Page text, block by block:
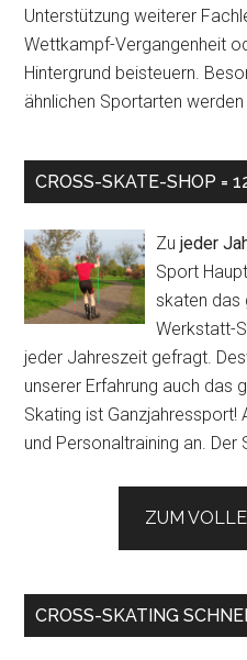
Unterstützung weiterer
Wettkampf-Vergangenheit
Hintergrund beisteuern.
ähnlichen Sportarten
CROSS-SKATE-SHOP =
Zujeder
Sport
skaten das
Werkstatt-
jeder Jahreszeit gefragt.
unserer Erfahrung auch das
Skating ist Ganzjahressport!
und Personaltraining an.
ZUM
CROSS-SKATING